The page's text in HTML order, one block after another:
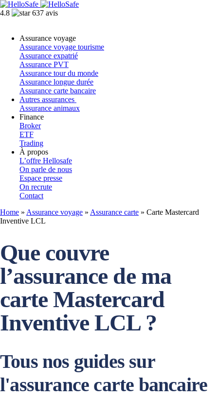
4.8 637 avis
Assurance voyage
Assurance voyage tourisme
Assurance expatrié
Assurance PVT
Assurance tour du monde
Assurance longue durée
Assurance carte bancaire
Autres assurances
Assurance animaux
Finance
Broker
ETF
Trading
À propos
L’offre Hellosafe
On parle de nous
Espace presse
On recrute
Contact
Home » Assurance voyage » Assurance carte » Carte Mastercard
Inventive LCL
Que couvre
l’assurance de ma
carte Mastercard
Inventive LCL ?
Tous nos guides sur
l'assurance carte bancaire